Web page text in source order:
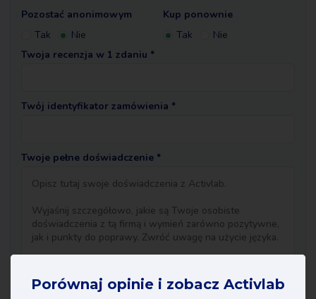
Pozostać anonimowym
Tak
Nie
Kup ponownie
Tak
Nie
Twoja recenzja w 1 zdaniu *
Twój identyfikator zamówienia *
Twoje pełne doświadczenie *
Porównaj opinie i zobacz Activlab